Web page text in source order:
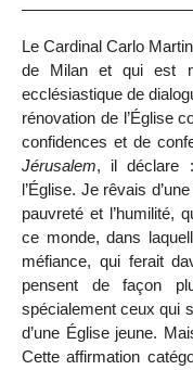
Le Cardinal Carlo
de Milan et qui est
ecclésiastique de
rénovation de l’Église
confidences et de
Jérusalem, il déclare
l’Église. Je rêvais
pauvreté et l’humilité,
ce monde, dans
méfiance, qui ferait
pensent de façon
spécialement ceux qui
d’une Église jeune.
Cette affirmation